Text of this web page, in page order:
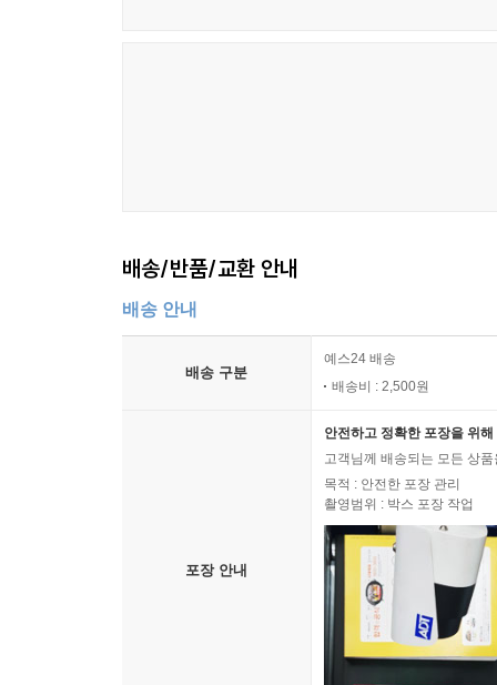
배송/반품/교환 안내
배송 안내
배송 구분
예스24 배송
배송비 : 2,500원
포장 안내
안전하고 정확한 포장을 위
고객님께 배송되는 모든 상
목적 : 안전한 포장 관리
촬영범위 : 박스 포장 작업